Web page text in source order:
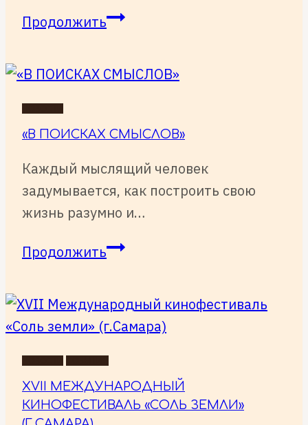
ПродолжитьВЕРА,
«В ПОИСКАХ СМЫСЛОВ»
Каждый мыслящий человек
задумывается, как построить свою
жизнь разумно и…
Продолжить«В
XVII МЕЖДУНАРОДНЫЙ
КИНОФЕСТИВАЛЬ «СОЛЬ ЗЕМЛИ»